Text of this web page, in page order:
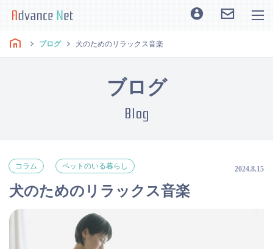
ブログ 犬のためのリラックス音楽
ブログ
Blog
コラム ペットのいる暮らし 2024.8.15
犬のためのリラックス音楽